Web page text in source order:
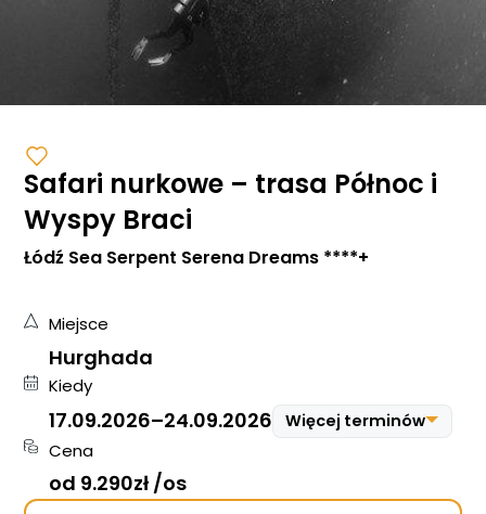
Safari nurkowe – trasa Północ i
Wyspy Braci
Łódź Sea Serpent Serena Dreams ****+
Miejsce
Hurghada
Kiedy
17.09.2026–24.09.2026 Więcej terminów
17.09.2026
06.05.2027– 13.05.2027
Cena
od 9.290zł /os